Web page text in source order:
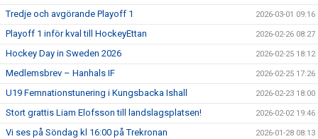
Tredje och avgörande Playoff 1 2026-03-01 09:16
Playoff 1 inför kval till HockeyEttan 2026-02-26 08:27
Hockey Day in Sweden 2026 2026-02-25 18:12
Medlemsbrev – Hanhals IF 2026-02-25 17:26
U19 Femnationstunering i Kungsbacka Ishall 2026-02-23 18:00
Stort grattis Liam Elofsson till landslagsplatsen! 2026-02-02 19:46
Vi ses på Söndag kl 16:00 på Trekronan 2026-01-28 08:13